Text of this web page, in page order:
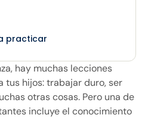
practicar
hay muchas lecciones
tus hijos: trabajar duro, ser
otras cosas. Pero una de
incluye el conocimiento